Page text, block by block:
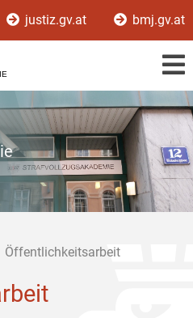
justiz.gv.at bmj.gv.at
Öffentlichkeitsarbeit